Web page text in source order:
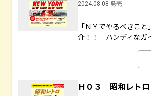
2024.08.08 発売
「ＮＹでやるべきこ
介！！ ハンディなガ
Ｈ０３ 昭和レトロ